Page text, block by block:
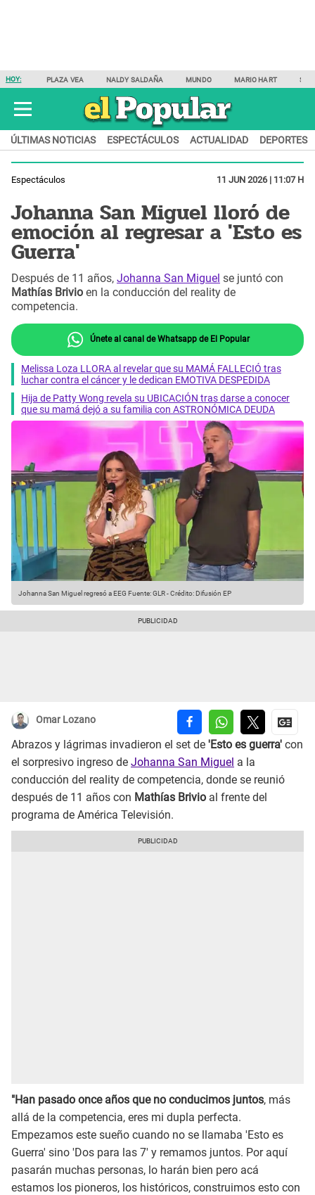
HOY: PLAZA VEA NALDY SALDAÑA MUNDO MARIO HART
ÚLTIMAS NOTICIAS ESPECTÁCULOS ACTUALIDAD DEPORTES
Espectáculos 11 JUN 2026 | 11:07 H
Johanna San Miguel lloró de
emoción al regresar a 'Esto es
Guerra'
Después de 11 años, Johanna San Miguel se juntó con
Mathías Brivio en la conducción del reality de
competencia.
Únete al canal de Whatsapp de El Popular
Melissa Loza LLORA al revelar que su MAMÁ FALLECIÓ tras
luchar contra el cáncer y le dedican EMOTIVA DESPEDIDA
Hija de Patty Wong revela su UBICACIÓN tras darse a conocer
que su mamá dejó a su familia con ASTRONÓMICA DEUDA
Johanna San Miguel regresó a EEG Fuente: GLR-Crédito: Difusión EP
Omar Lozano
Abrazos y lágrimas invadieron el set de 'Esto es guerra' con
el sorpresivo ingreso de Johanna San Miguel a la
conducción del reality de competencia, donde se reunió
después de 11 años con Mathías Brivio al frente del
programa de América Televisión.
"Han pasado once años que no conducimos juntos, más
allá de la competencia, eres mi dupla perfecta.
Empezamos este sueño cuando no se llamaba 'Esto es
Guerra' sino 'Dos para las 7' y remamos juntos. Por aquí
pasarán muchas personas, lo harán bien pero acá
estamos los pioneros, los históricos, construimos esto con